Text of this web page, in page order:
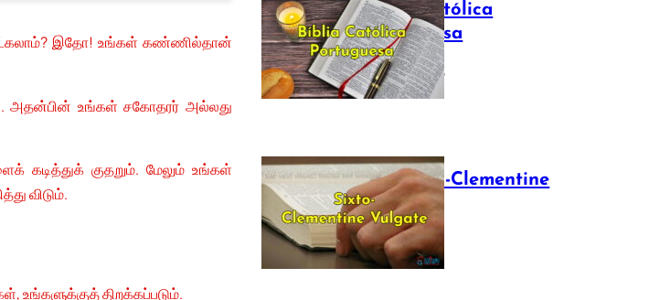
கேட்கலாம்? இதோ! உங்கள் கண்ணில்தான்
அதன்பின் உங்கள் சகோதரர் அல்லது
கடித்துக் குதறும். மேலும் உங்கள்
விடும்.
திறக்கப்படும்.
Bíblia Católica
Portuguesa
July 16, 2025
The Sixto-Clementine
Vulgate
July 12, 2025